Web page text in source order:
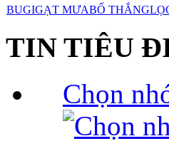
BUGIGẠT MƯABỐ THẮNG
TIN TIÊU
Chọn